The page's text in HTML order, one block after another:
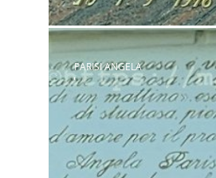
PARISI ANGELA